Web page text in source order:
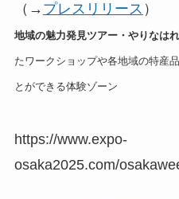
（→ プレスリリース ）
地域の魅力発見ツアー・やりなは
たワークショップや各地域の特産
とができる体験ゾーン
https://www.expo-
osaka2025.com/